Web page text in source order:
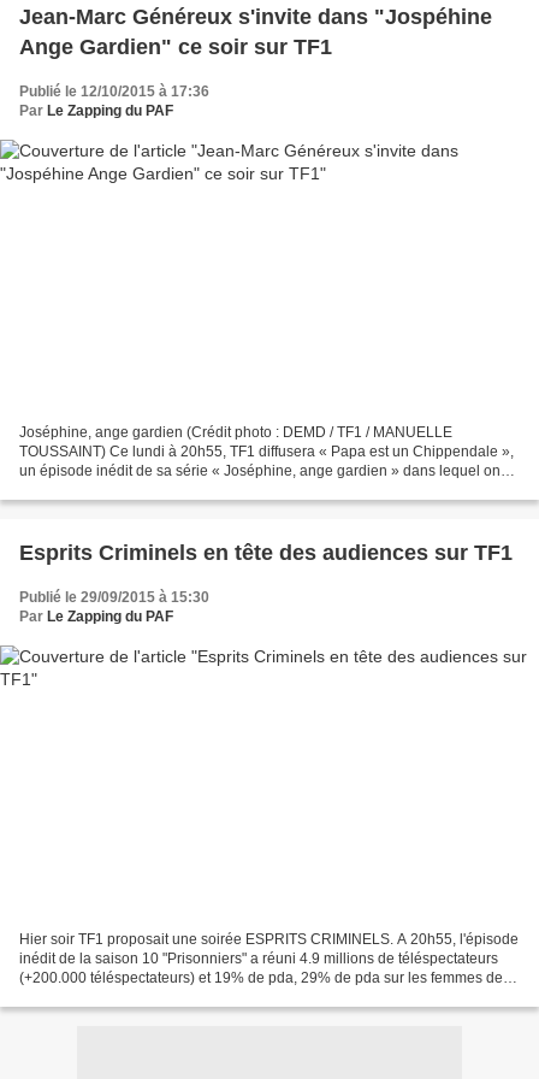
Jean-Marc Généreux s'invite dans "Jospéhine
Ange Gardien" ce soir sur TF1
Publié le 12/10/2015 à 17:36
Par Le Zapping du PAF
Joséphine, ange gardien (Crédit photo : DEMD / TF1 / MANUELLE
TOUSSAINT) Ce lundi à 20h55, TF1 diffusera « Papa est un Chippendale »,
un épisode inédit de sa série « Joséphine, ange gardien » dans lequel on
Esprits Criminels en tête des audiences sur TF1
Publié le 29/09/2015 à 15:30
Par Le Zapping du PAF
Hier soir TF1 proposait une soirée ESPRITS CRIMINELS. A 20h55, l'épisode
inédit de la saison 10 "Prisonniers" a réuni 4.9 millions de téléspectateurs
(+200.000 téléspectateurs) et 19% de pda, 29% de pda sur les femmes de